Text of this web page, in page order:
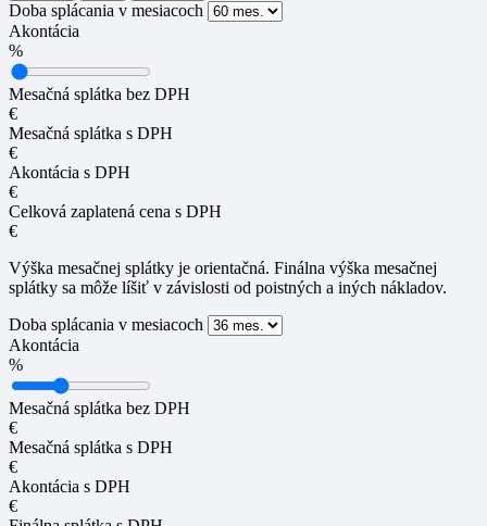
Doba splácania v mesiacoch
Akontácia
%
Mesačná splátka bez DPH
€
Mesačná splátka s DPH
€
Akontácia s DPH
€
Celková zaplatená cena s DPH
€
Výška mesačnej splátky je orientačná. Finálna výška mesačnej
splátky sa môže líšiť v závislosti od poistných a iných nákladov.
Doba splácania v mesiacoch
Akontácia
%
Mesačná splátka bez DPH
€
Mesačná splátka s DPH
€
Akontácia s DPH
€